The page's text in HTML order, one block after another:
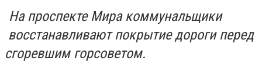
На проспекте Мира коммунальщики
восстанавливают покрытие дороги перед
сгоревшим горсоветом.